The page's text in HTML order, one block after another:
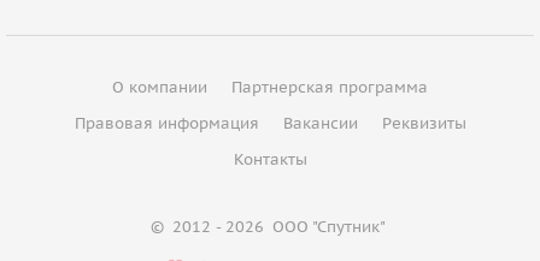
О компании
Партнерская программа
Правовая информация
Вакансии
Реквизиты
Контакты
© 2012 - 2026 ООО "Спутник"